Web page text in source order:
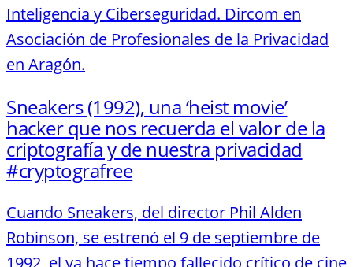
Inteligencia y Ciberseguridad. Dircom en
Asociación de Profesionales de la Privacidad
en Aragón.
Sneakers (1992), una ‘heist movie’
hacker que nos recuerda el valor de la
criptografía y de nuestra privacidad
#cryptografree
Cuando Sneakers, del director Phil Alden
Robinson, se estrenó el 9 de septiembre de
1992, el ya hace tiempo fallecido crítico de cine